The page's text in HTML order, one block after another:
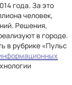
года. За это
человек,
Решения,
в городе.
в рубрике «Пульс